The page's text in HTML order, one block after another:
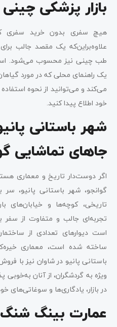
بازار پزشکی
هیچ سفری بدون خرید سفری
علاوه‌براین‌که یک مقصد جالب
طب چینی نیز محسوب می‌شود.
یک راهنمای محلی که در مورد
می‌کند و می‌توانید از نحوه
خود اطلاع پیدا کنید.
شهر باستانی
جاهای تماشایی
اگر دوست‌دار تاریخ و معماری
گوانجو، شهر باستانی پانیو،
تاریخی، کوچه‌ها و خیابان‌های
تجربه‌ای جالب و متفاوت از
است دیوارهای تعدادی از
ساخته شده است، معماری
باستانی پانیو در شاوان نیز با
ویژه به گردشگران، از آنان
در بازار، یادگاری‌ها و سوغاتی‌های
عمارت بینگ